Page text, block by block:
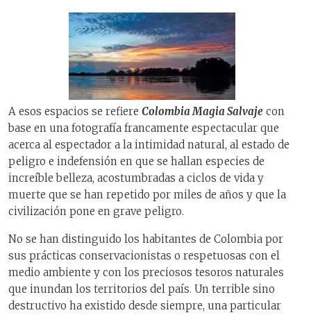
A esos espacios se refiere Colombia Magia Salvaje con
base en una fotografía francamente espectacular que
acerca al espectador a la intimidad natural, al estado de
peligro e indefensión en que se hallan especies de
increíble belleza, acostumbradas a ciclos de vida y
muerte que se han repetido por miles de años y que la
civilización pone en grave peligro.
No se han distinguido los habitantes de Colombia por
sus prácticas conservacionistas o respetuosas con el
medio ambiente y con los preciosos tesoros naturales
que inundan los territorios del país. Un terrible sino
destructivo ha existido desde siempre, una particular